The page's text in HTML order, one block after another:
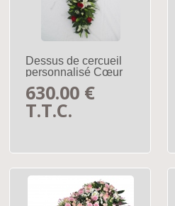
Dessus de cercueil
personnalisé Cœur
630.00 €
T.T.C.